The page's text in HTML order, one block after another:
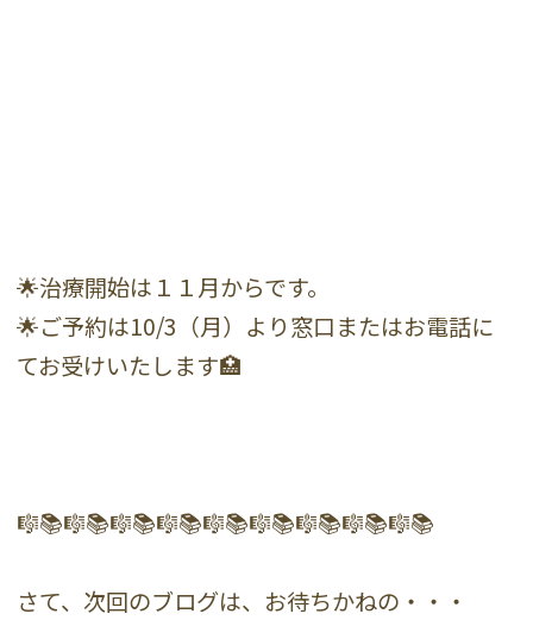
🌟治療開始は１１月からです。
🌟ご予約は10/3（月）より窓口またはお電話に
てお受けいたします🏥
🎼📚🎼📚🎼📚🎼📚🎼📚🎼📚🎼📚🎼📚🎼📚
さて、次回のブログは、お待ちかねの・・・